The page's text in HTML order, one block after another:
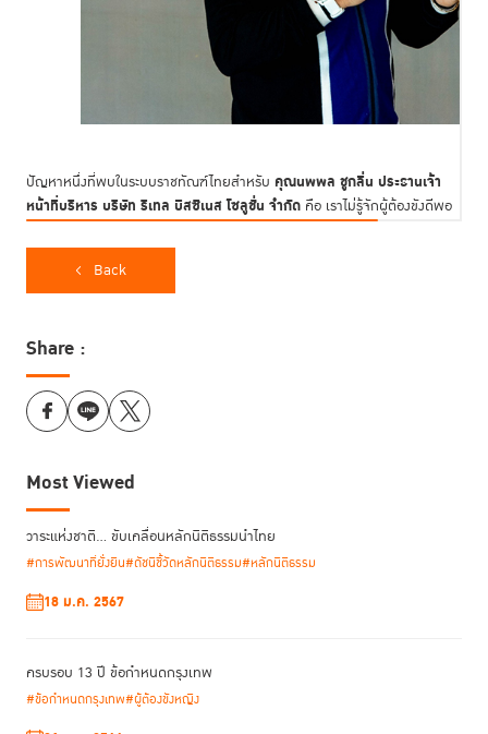
ปัญหาหนึ่งที่พบในระบบราชทัณฑ์ไทยสำหรับ คุณนพพล ชูกลิ่น ประธานเจ้า
หน้าที่บริหาร บริษัท รีเทล บิสซิเนส โซลูชั่น จำกัด คือ เราไม่รู้จักผู้ต้องขังดีพอ
รวมทั้งปัญหาอื่นๆ ที่หากจะกล่าวถึง การพูดคุยคงจะยาวนานไปกว่านี้
ต้องขัง ตั้งแต่ได้ร่วมการอบรมหลักสูตรหลักนิติธรรมและการพัฒนาที่ยั่งยืน
(RoLD Programme) รุ่นที่ 1 จัดโดย TIJ ในครั้งนั้น คุณนพพล พบกับความ
ประหลาดใจเมื่อได้เห็นว่า ผู้ต้องขังผูกพันกับผู้คุมมากเพียงใด
“นักโทษผู้หญิงเรียกผู้คุมว่า “แม่” คำนี้ผมค่อนข้างถือที่จะไม่เรียกคนอื่นว่าพ่อ
กับแม่ คิดว่าเค้าต้องมีความผูกพันกันมาก ผู้หญิงที่ทำผิดและอยู่ในเรือนจำ
ส่วนใหญ่ผิดจากความเชื่อ ความรัก น้อยคนนักจะทำผิดในเรื่องใหญ่กว่านั้น”
วันนั้น คุณนพพล กลับมาขบคิดถึงวิธีการที่จะช่วยเหลือผู้ต้องขังอย่างจริงจัง
และค้นพบว่าการคืนคนดีสู่สังคม คนมักจะคิดว่าฉันทำอะไรอยู่ แล้วจะให้เค้ามา
ทำอะไรให้ได้บ้าง แต่ไม่มองว่า ต้องทำอะไรบ้าง ให้ผู้ที่เพิ่งพ้นโทษออกมาอยู่ได้
“การคืนคนดีสู่สังคม ทุกฝ่ายที่เกี่ยวข้องในสายพานการ
ผลิตคน ที่เป็นทรัพยากรมนุษย์ให้เกิดประโยชน์ได้ ต้องไม่
Back
Share :
Most Viewed
วาระแห่งชาติ… ขับเคลื่อนหลักนิติธรรมนำไทย
#การพัฒนาที่ยั่งยืน#ดัชนีชี้วัดหลักนิติธรรม#หลักนิติธรรม
18 ม.ค. 2567
ครบรอบ 13 ปี ข้อกำหนดกรุงเทพ
#ข้อกำหนดกรุงเทพ#ผู้ต้องขังหญิง